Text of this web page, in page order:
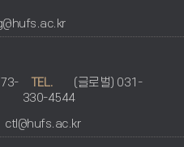
TEL.
(글로벌) 031-
330-4544
ctl@hufs.ac.kr